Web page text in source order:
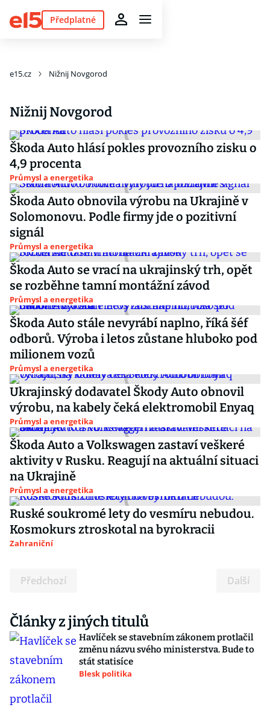
Předplatné
e15.cz Nižnij Novgorod
Nižnij Novgorod
Škoda Auto hlásí pokles provozního zisku o
4,9 procenta
Průmysl a energetika
Škoda Auto obnovila výrobu na Ukrajině v
Solomonovu. Podle firmy jde o pozitivní
signál
Průmysl a energetika
Škoda Auto se vrací na ukrajinský trh, opět
se rozběhne tamní montážní závod
Průmysl a energetika
Škoda Auto stále nevyrábí naplno, říká šéf
odborů. Výroba i letos zůstane hluboko pod
milionem vozů
Průmysl a energetika
Ukrajinský dodavatel Škody Auto obnovil
výrobu, na kabely čeká elektromobil Enyaq
Průmysl a energetika
Škoda Auto a Volkswagen zastaví veškeré
aktivity v Rusku. Reagují na aktuální situaci
na Ukrajině
Průmysl a energetika
Ruské soukromé lety do vesmíru nebudou.
Kosmokurs ztroskotal na byrokracii
Zahraniční
Předchozí Další
Články z jiných titulů
Havlíček se stavebním zákonem protlačil
změnu názvu svého ministerstva. Bude to
stát statisíce
Blesk politika